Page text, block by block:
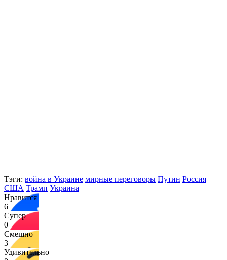
Тэги: война в Украине мирные переговоры Путин Россия
США Трамп Украина
Нравится
6
Супер
0
Смешно
3
Удивительно